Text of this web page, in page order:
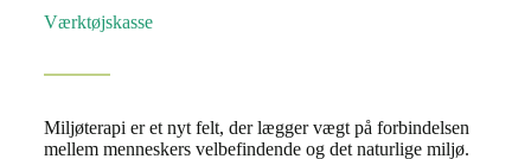
Værktøjskasse
Miljøterapi er et nyt felt, der lægger vægt på forbindelsen
mellem menneskers velbefindende og det naturlige miljø.